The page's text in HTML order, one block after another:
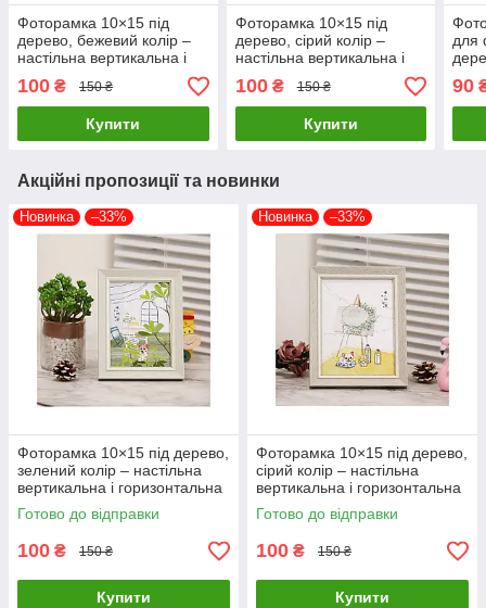
Фоторамка 10×15 під
дерево, бежевий колір –
настільна вертикальна і
горизонтальна рамка
100 ₴ 150 ₴
Купити
Фоторамка 10×15 під
дерево, сірий колір –
настільна вертикальна і
горизонтальна рамка
100₴ 150 ₴
Купити
для
90
Акційні пропозиції та новинки
Новинка –33%
Фоторамка 10×15 під дерево,
зелений колір – настільна
вертикальна і горизонтальна
рамка
Готово до відправки
100 ₴ 150 ₴
Купити
Новинка –33%
Фоторамка 10×15 під дерево,
сірий колір – настільна
вертикальна і горизонтальна
рамка
Готово до відправки
100 ₴ 150 ₴
Купити